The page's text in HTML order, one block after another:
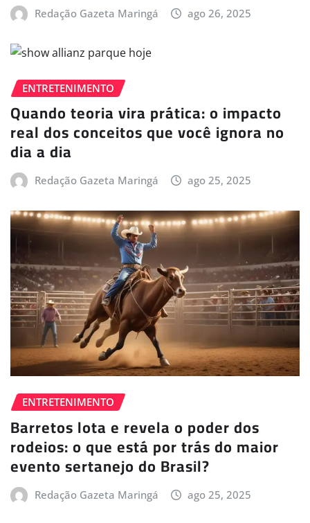
Redação Gazeta Maringá ago 26, 2025
ENTRETENIMENTO
Quando teoria vira prática: o impacto
real dos conceitos que você ignora no
dia a dia
Redação Gazeta Maringá ago 25, 2025
ENTRETENIMENTO
Barretos lota e revela o poder dos
rodeios: o que está por trás do maior
evento sertanejo do Brasil?
Redação Gazeta Maringá ago 25, 2025